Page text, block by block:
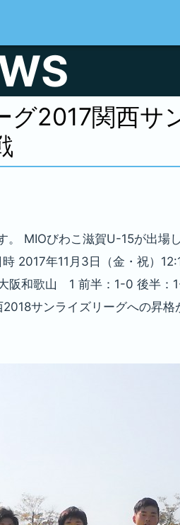
グ2017関西サ
MIOびわこ滋賀U-15が出場
2017年11月3日（金・祝）
阪和歌山 1 前半：1-0 後半
サンライズリーグへの昇格